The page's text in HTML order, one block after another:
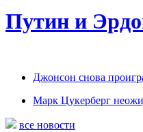
Путин и
Джонсон снова
Марк Цукерберг
все новости